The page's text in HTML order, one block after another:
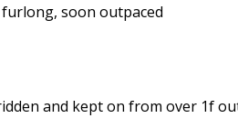
soon outpaced
and kept on from over 1f